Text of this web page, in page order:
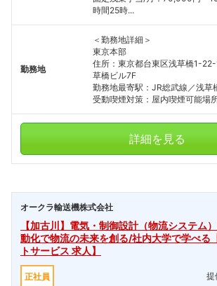
時間25時...
勤務地
＜勤務地詳細＞
東京本部
住所：東京都台東区浅草橋1-
草橋ビル7F
勤務地最寄駅：JR総武線／浅草
受動喫煙対策：屋内喫煙可能場
詳細を見る
オークラ輸送機株式会社
【加古川】電気・制御設計（物流システム
動化で物流の未来を創る/社内大学で学べる
トサービス 求人】
正社員
提